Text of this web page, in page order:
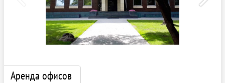
Аренда офисов